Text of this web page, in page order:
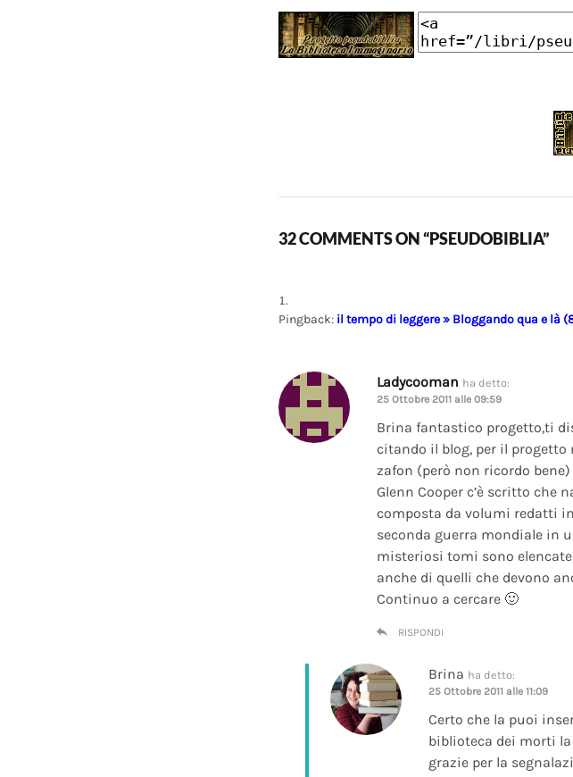
32 COMMENTS ON “PSEUDOBIBLIA”
Pingback: il tempo di leggere » Bloggando qua e là
Ladycooman ha detto:
25 Ottobre 2011 alle 09:59
Brina fantastico progetto,ti
citando il blog, per il progetto
zafon (però non ricordo
Glenn Cooper c’è scritto che
composta da volumi redatti
seconda guerra mondiale in
misteriosi tomi sono
anche di quelli che devono
Continuo a cercare 🙂
RISPONDI
Brina ha detto:
25 Ottobre 2011 alle 11:09
Certo che la puoi
biblioteca dei morti
grazie per la